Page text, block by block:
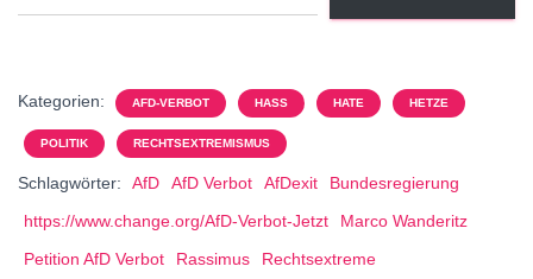
Kategorien: AFD-VERBOT HASS HATE HETZE
POLITIK RECHTSEXTREMISMUS
Schlagwörter: AfD AfD Verbot AfDexit
Bundesregierung
https://www.change.org/AfD-Verbot-Jetzt
Marco Wanderitz
Petition AfD Verbot
Rassimus
Rechtsextreme